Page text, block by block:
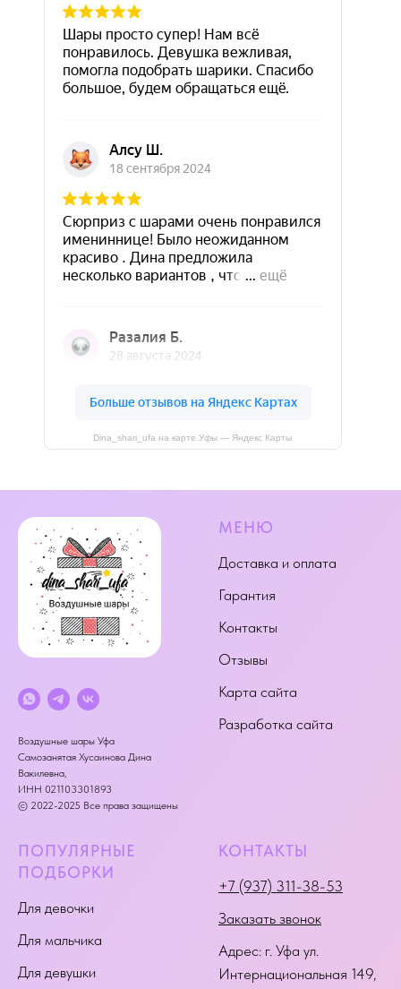
Dina_shari_ufa на карте Уфы — Яндекс Карты
Воздушные шары Уфа
Самозанятая Хусаинова Дина
Вакилевна,
ИНН 021103301893
© 2022-2025 Все права защищены
МЕНЮ
Доставка и оплата
Гарантия
Контакты
Отзывы
Карта сайта
Разработка сайта
ПОПУЛЯРНЫЕ
ПОДБОРКИ
Для девочки
Для мальчика
Для девушки
КОНТАКТЫ
+7 (937) 311-38-53
Заказать звонок
Адрес: г. Уфа ул.
Интернациональная 149,